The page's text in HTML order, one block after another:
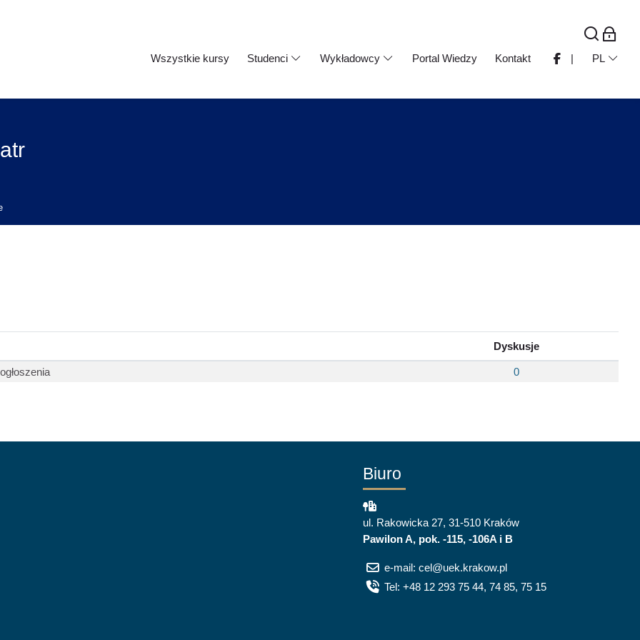
Wszystkie kursy Studenci Wykładowcy Portal Wiedzy Kontakt | PL
Dyskusje
0
Biuro
ul. Rakowicka 27, 31-510 Kraków
Pawilon A, pok. -115, -106A i B
e-mail: cel@uek.krakow.pl
Tel: +48 12 293 75 44, 74 85, 75 15